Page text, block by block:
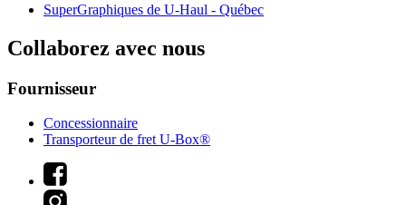
SuperGraphiques de U-Haul - Québec
Collaborez avec nous
Fournisseur
Concessionnaire
Transporteur de fret U-Box®